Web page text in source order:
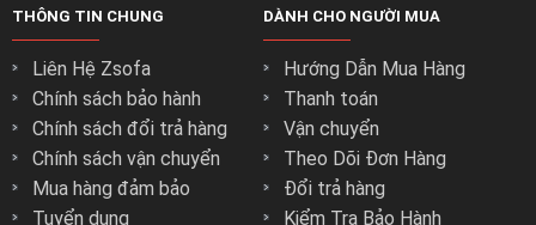
THÔNG TIN CHUNG
Liên Hệ Zsofa
Chính sách bảo hành
Chính sách đổi trả hàng
Chính sách vận chuyển
Mua hàng đảm bảo
Tuyển dụng
DÀNH CHO NGƯỜI MUA
Hướng Dẫn Mua Hàng
Thanh toán
Vận chuyển
Theo Dõi Đơn Hàng
Đổi trả hàng
Kiểm Tra Bảo Hành